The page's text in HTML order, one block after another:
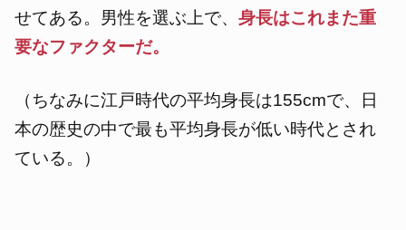
せてある。男性を選ぶ上で、身長はこれまた重
要なファクターだ。
（ちなみに江戸時代の平均身長は155cmで、日
本の歴史の中で最も平均身長が低い時代とされ
ている。）